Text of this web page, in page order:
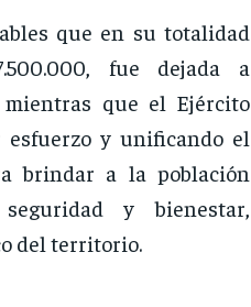
que en su totalidad
fue dejada a
que el Ejército
esfuerzo y unificando el
brindar a la población
y bienestar,
del territorio.